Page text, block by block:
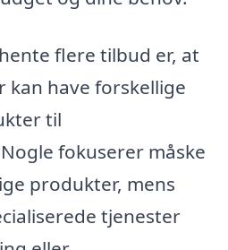
flere tilbud er, at
have forskellige
til
fokuserer måske
produkter, mens
tjenester